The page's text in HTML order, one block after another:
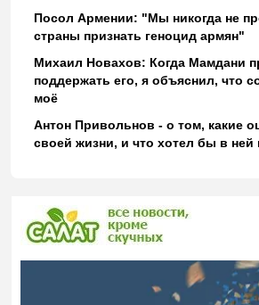
Посол Армении: "Мы никогда не
страны признать геноцид армян"
Михаил Новахов: Когда Мамдани
поддержать его, я объяснил, что
моё
Антон Привольнов - о том, какие
своей жизни, и что хотел бы в ней